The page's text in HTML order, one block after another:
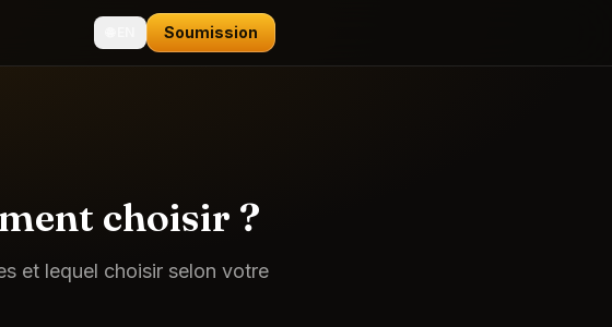
Soumission
choisir ?
et lequel choisir selon votre